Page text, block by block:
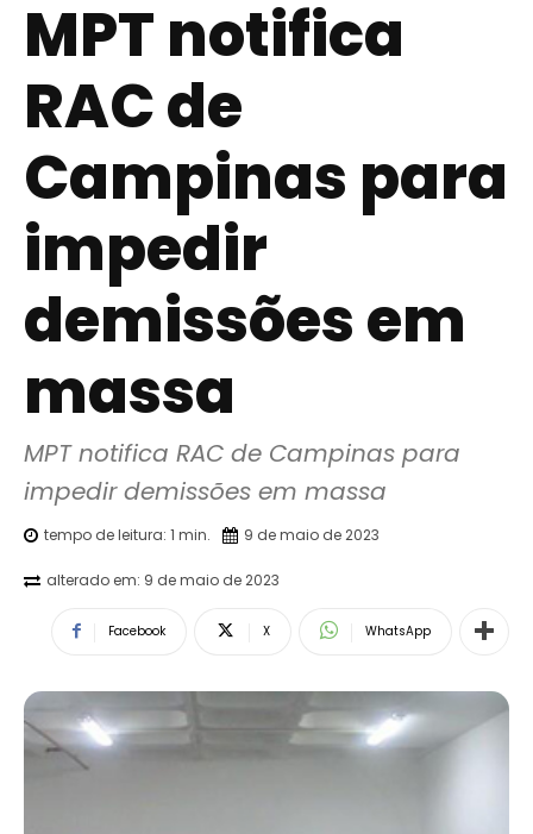
MPT notifica
RAC de
Campinas para
impedir
demissões em
massa
MPT notifica RAC de Campinas para
impedir demissões em massa
tempo de leitura: 1 min. 9 de maio de 2023
alterado em: 9 de maio de 2023
Facebook X WhatsApp